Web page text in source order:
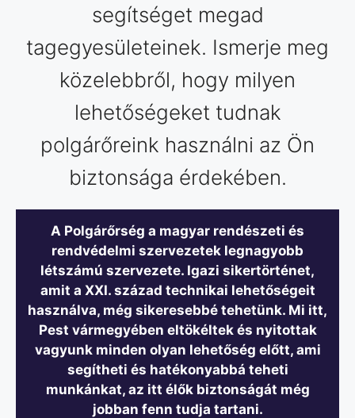
segítséget megad
tagegyesületeinek. Ismerje meg
közelebbről, hogy milyen
lehetőségeket tudnak
polgárőreink használni az Ön
biztonsága érdekében.
A Polgárőrség a magyar rendészeti és
rendvédelmi szervezetek legnagyobb
létszámú szervezete. Igazi sikertörténet,
amit a XXI. század technikai lehetőségeit
használva, még sikeresebbé tehetünk. Mi itt,
Pest vármegyében eltökéltek és nyitottak
vagyunk minden olyan lehetőség előtt, ami
segítheti és hatékonyabbá teheti
munkánkat, az itt élők biztonságát még
jobban fenn tudja tartani.